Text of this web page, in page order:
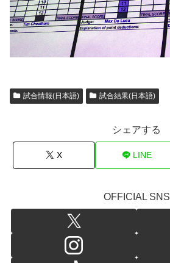
試合情報(日本語) 試合結果(日本語)
シェアする
X LINE
OFFICIAL SNS